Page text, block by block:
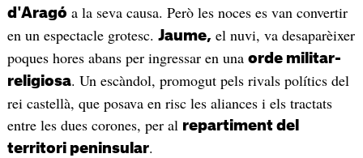
d'Aragó a la seva causa. Però les noces es van convertir
en un espectacle grotesc. Jaume, el nuvi, va desaparèixer
poques hores abans per ingressar en una orde militar-
religiosa. Un escàndol, promogut pels rivals polítics del
rei castellà, que posava en risc les aliances i els tractats
entre les dues corones, per al repartiment del
territori peninsular.